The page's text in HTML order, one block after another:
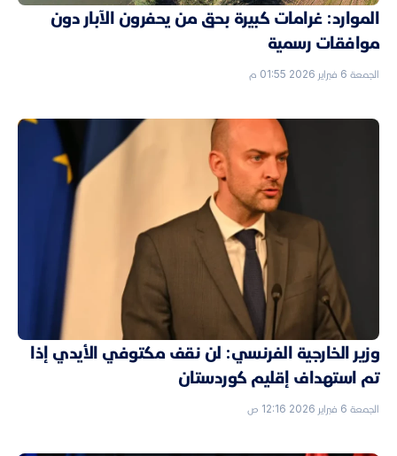
الموارد: غرامات كبيرة بحق من يحفرون الآبار دون
موافقات رسمية
الجمعة 6 فبراير 2026 01:55 م
وزير الخارجية الفرنسي: لن نقف مكتوفي الأيدي إذا
تم استهداف إقليم كوردستان
الجمعة 6 فبراير 2026 12:16 ص